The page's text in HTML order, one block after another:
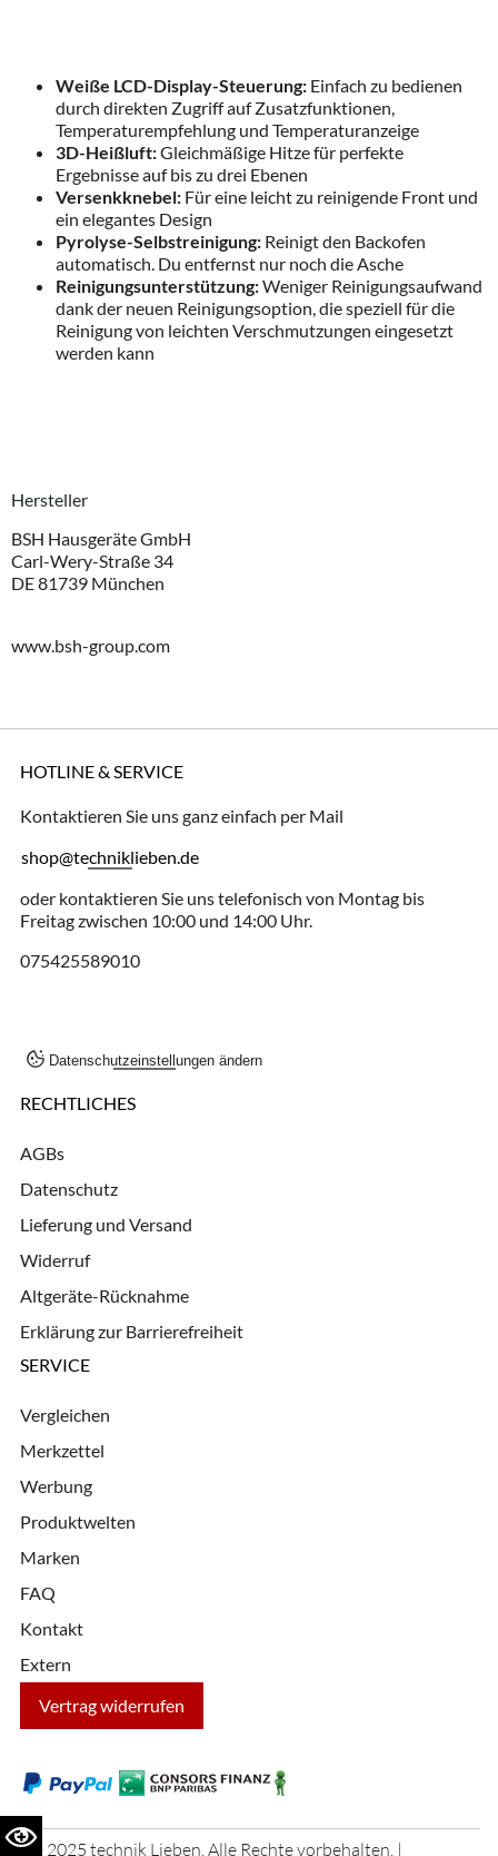
Weiße LCD-Display-Steuerung: Einfach zu bedienen
durch direkten Zugriff auf Zusatzfunktionen,
Temperaturempfehlung und Temperaturanzeige
3D-Heißluft:Gleichmäßige Hitze für perfekte
Ergebnisse auf bis zu drei Ebenen
Versenkknebel: Für eine leicht zu reinigende Front und
ein elegantes Design
Pyrolyse-Selbstreinigung: Reinigt den Backofen
automatisch. Du entfernst nur noch die Asche
Reinigungsunterstützung:Weniger Reinigungsaufwand
dank der neuen Reinigungsoption, die speziell für die
Reinigung von leichten Verschmutzungen eingesetzt
werden kann
Hersteller
BSH Hausgeräte GmbH
Carl-Wery-Straße 34
DE 81739 München
www.bsh-group.com
HOTLINE & SERVICE
Kontaktieren Sie uns ganz einfach per Mail
shop@techniklieben.de
oder kontaktieren Sie uns telefonisch von Montag bis
Freitag zwischen 10:00 und 14:00 Uhr.
075425589010
Datenschutzeinstellungen ändern
RECHTLICHES
AGBs
Datenschutz
Lieferung und Versand
Widerruf
Altgeräte-Rücknahme
Erklärung zur Barrierefreiheit
SERVICE
Vergleichen
Merkzettel
Werbung
Produktwelten
Marken
FAQ
Kontakt
Extern
Vertrag widerrufen
© 2025 technik Lieben. Alle Rechte vorbehalten. |